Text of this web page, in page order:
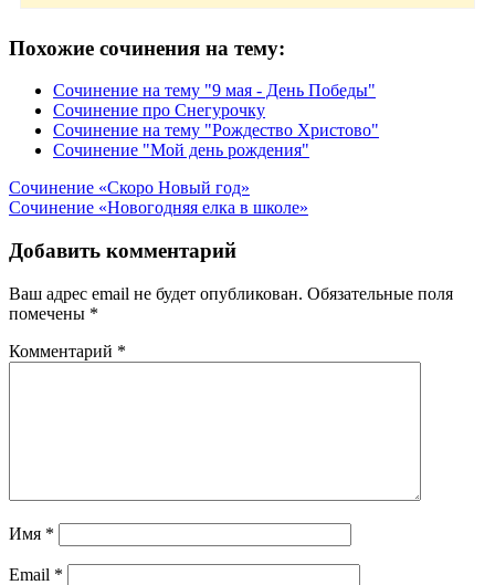
Похожие сочинения на тему:
Сочинение на тему "9 мая - День Победы"
Сочинение про Снегурочку
Сочинение на тему "Рождество Христово"
Сочинение "Мой день рождения"
Навигация
по
записям
Сочинение «Скоро Новый год»
Сочинение «Новогодняя елка в школе»
Добавить комментарий
Ваш адрес email не будет опубликован. Обязательные поля
помечены *
Комментарий *
Имя *
Email *